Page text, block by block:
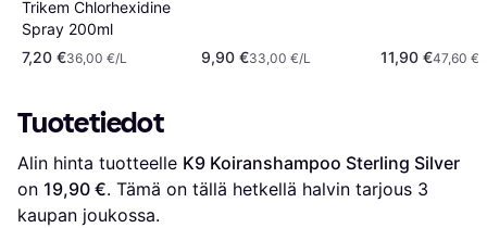
Trikem Chlorhexidine
Spray 200ml
7,20 €36,00 €/L 9,90 €33,00 €/L 11,90 €47,60 €/
Tuotetiedot
Alin hinta tuotteelle K9 Koiranshampoo Sterling Silver
on 19,90 €. Tämä on tällä hetkellä halvin tarjous 3
kaupan joukossa.